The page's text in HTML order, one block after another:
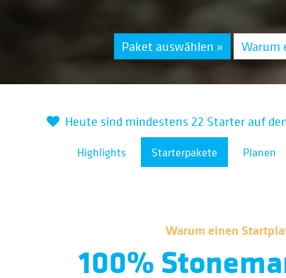
Paket auswählen » Warum
Heute sind mindestens 22 Starter auf
Highlights Starterpakete Planen
Warum einen
100%